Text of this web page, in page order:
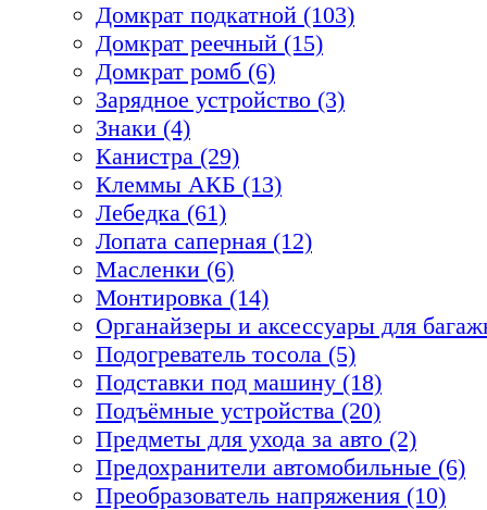
Домкрат подкатной (103)
Домкрат реечный (15)
Домкрат ромб (6)
Зарядное устройство (3)
Знаки (4)
Канистра (29)
Клеммы АКБ (13)
Лебедка (61)
Лопата саперная (12)
Масленки (6)
Монтировка (14)
Органайзеры и аксессуары для
Подогреватель тосола (5)
Подставки под машину (18)
Подъёмные устройства (20)
Предметы для ухода за авто (2)
Предохранители автомобильные (6)
Преобразователь напряжения (10)